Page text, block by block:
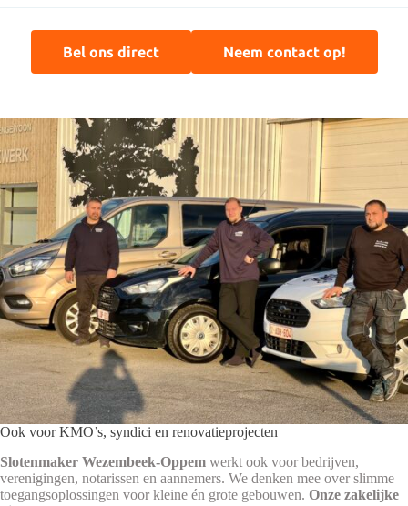
Bel ons direct Neem contact op!
Ook voor KMO’s, syndici en renovatieprojecten
Slotenmaker Wezembeek-Oppem werkt ook voor bedrijven,
verenigingen, notarissen en aannemers. We denken mee over slimme
toegangsoplossingen voor kleine én grote gebouwen. Onze zakelijke